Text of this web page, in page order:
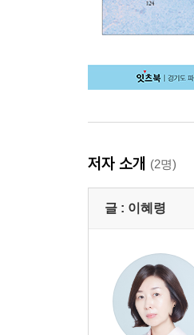
저자 소개 (2명)
글 : 이혜령